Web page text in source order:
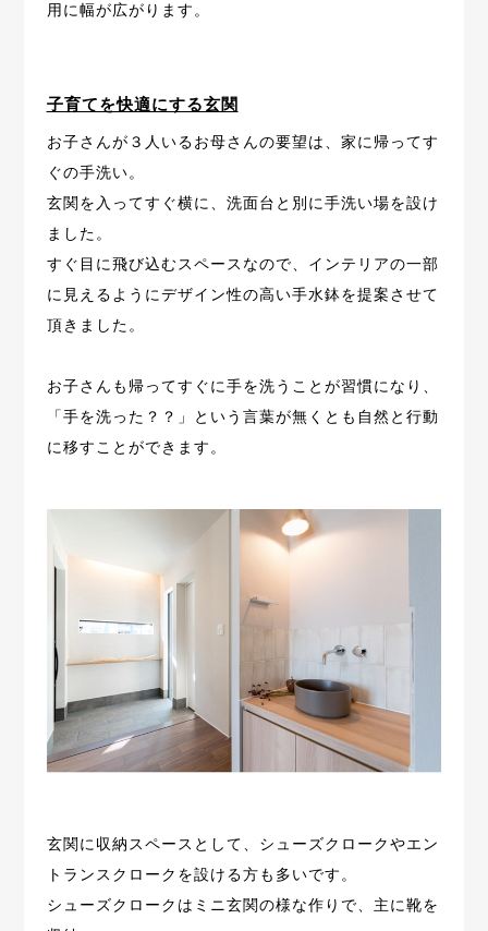
用に幅が広がります。
子育てを快適にする玄関
お子さんが３人いるお母さんの要望は、家に帰ってす
ぐの手洗い。
玄関を入ってすぐ横に、洗面台と別に手洗い場を設け
ました。
すぐ目に飛び込むスペースなので、 インテリアの一部
に見えるようにデザイン性の高い手水鉢を提案させて
頂きました。
お子さんも帰ってすぐに手を洗うことが習慣になり、
「手を洗った？？」という言葉が無くとも自然と行動
に移すことができます。
玄関に収納スペースとして、シューズクロークやエン
トランスクロークを設ける方も多いです。
シューズクロークはミニ玄関の様な作りで、主に靴を